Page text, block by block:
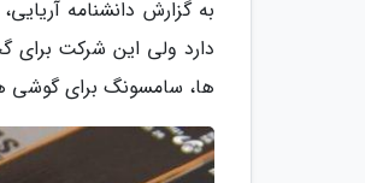
دارد ولی این شرکت برای
ها، سامسونگ برای گوشی های سری گلکسی اس 21 قصد